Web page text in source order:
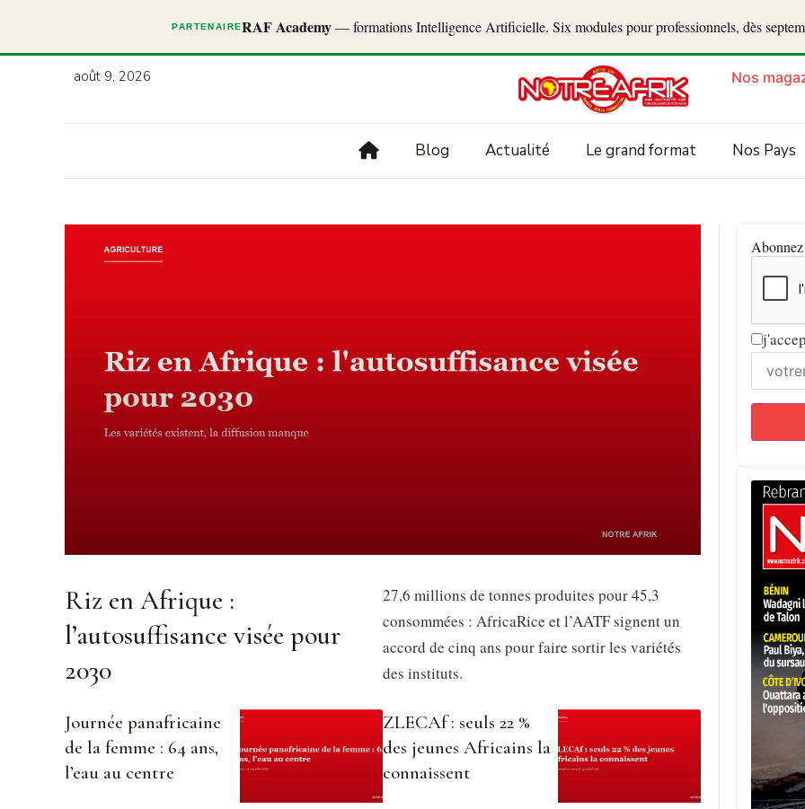
PARTENAIRERAF Academy— formations Intelligence Artificielle. Six modules pour professionnels, dès
août 9, 2026 Nos
Blog Actualité Le grand format Nos Pays
Riz en Afrique :
l’autosuffisance visée pour
2030
27,6 millions de tonnes produites pour 45,3
consommées : AfricaRice et l’AATF signent un
accord de cinq ans pour faire sortir les variétés
des instituts.
Journée panafricaine
de la femme : 64 ans,
l’eau au centre
ZLECAf : seuls 22 %
des jeunes Africains la
connaissent